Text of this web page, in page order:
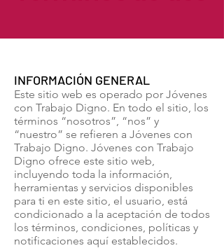
INFORMACIÓN GENERAL
Este sitio web es operado por Jóvenes
con Trabajo Digno. En todo el sitio, los
términos “nosotros”, “nos” y
“nuestro” se refieren a Jóvenes con
Trabajo Digno. Jóvenes con Trabajo
Digno ofrece este sitio web,
incluyendo toda la información,
herramientas y servicios disponibles
para ti en este sitio, el usuario, está
condicionado a la aceptación de todos
los términos, condiciones, políticas y
notificaciones aquí establecidos.